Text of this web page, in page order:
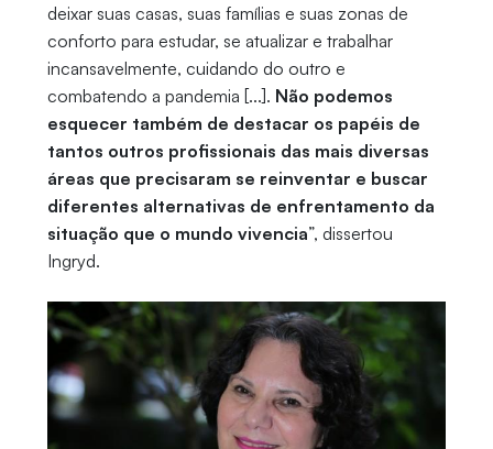
deixar suas casas, suas famílias e suas zonas de
conforto para estudar, se atualizar e trabalhar
incansavelmente, cuidando do outro e
combatendo a pandemia [...]. Não podemos
esquecer também de destacar os papéis de
tantos outros profissionais das mais diversas
áreas que precisaram se reinventar e buscar
diferentes alternativas de enfrentamento da
situação que o mundo vivencia”, dissertou
Ingryd.